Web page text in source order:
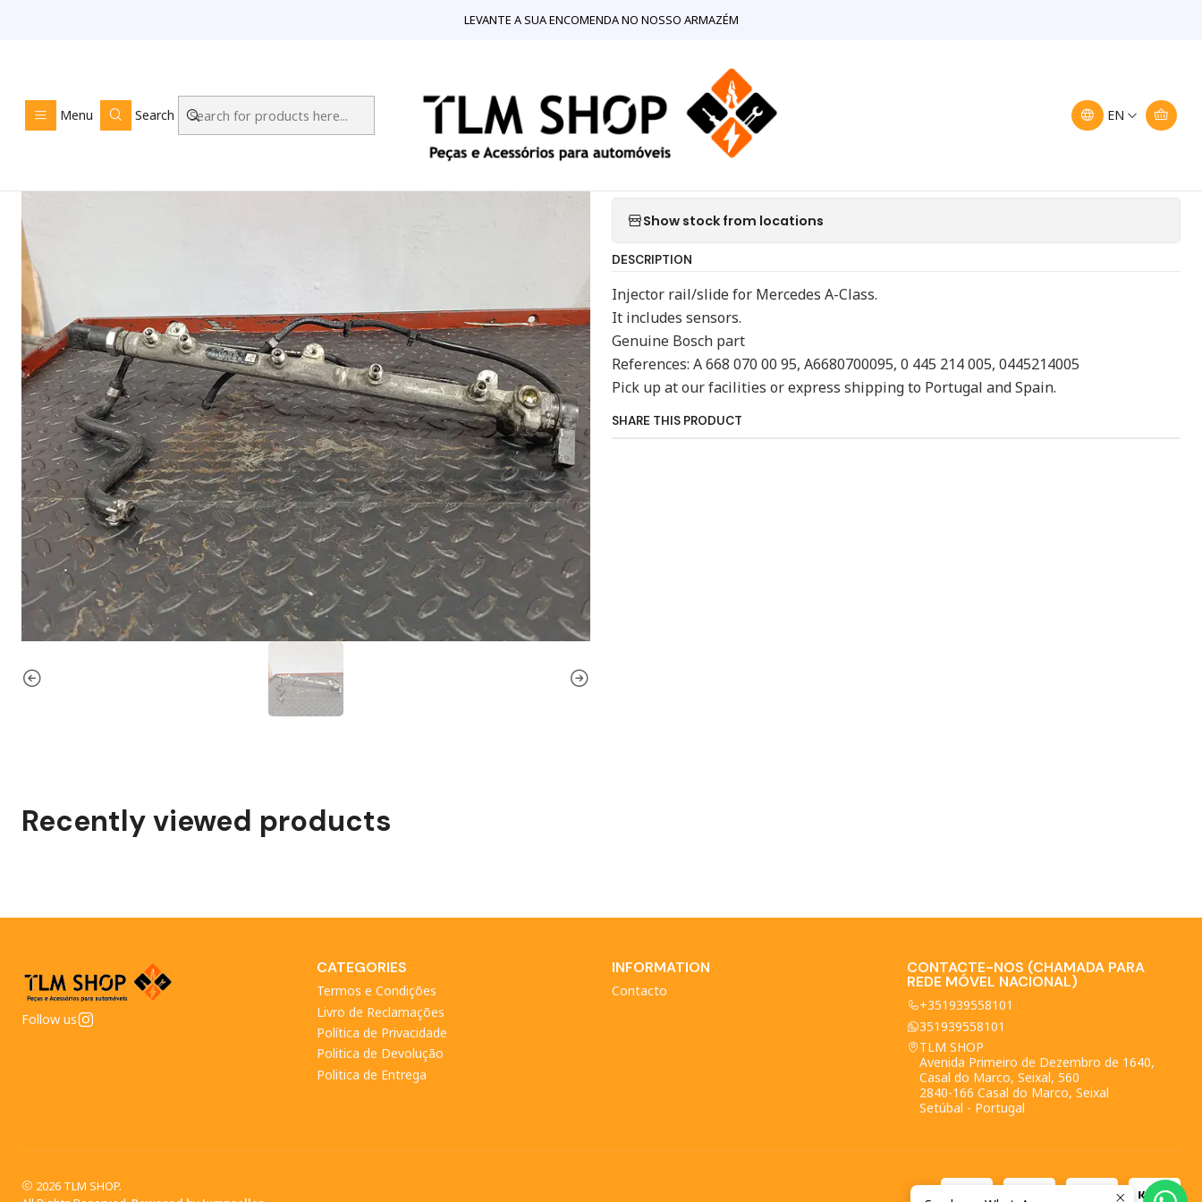
Menu Search EN
LEVANTE A SUA ENCOMENDA NO NOSSO ARMAZÉM
Motores e Componentes para Motores Mercedes A 668 070 00 95 Injection Rail
Mercedes A 668 070 00 95 Injection
Rail
Show stock from locations
DESCRIPTION
Injector rail/slide for Mercedes A-Class.
It includes sensors.
Genuine Bosch part
References: A 668 070 00 95, A6680700095, 0 445 214 005, 0445214005
Pick up at our facilities or express shipping to Portugal and Spain.
SHARE THIS PRODUCT
Recently viewed products
Follow us
CATEGORIES
Termos e Condições
Livro de Reclamações
Política de Privacidade
Politica de Devolução
Politica de Entrega
INFORMATION
Contacto
CONTACTE-NOS (CHAMADA PARA
REDE MÓVEL NACIONAL)
+351939558101
351939558101
TLM SHOP
Avenida Primeiro de Dezembro de 1640,
Casal do Marco, Seixal, 560
2840-166 Casal do Marco, Seixal
Setúbal - Portugal
2026 TLM SHOP.